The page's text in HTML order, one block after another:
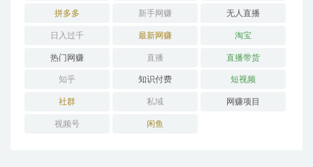
拼多多 新手网赚 无人直播
日入过千 最新网赚 淘宝
热门网赚 直播 直播带货
知乎 知识付费 短视频
社群 私域 网赚项目
视频号 闲鱼